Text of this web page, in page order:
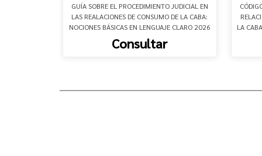
GUÍA SOBRE EL PROCEDIMIENTO JUDICIAL EN
LAS REALACIONES DE CONSUMO DE LA CABA:
NOCIONES BÁSICAS EN LENGUAJE CLARO 2026
Consultar
LA